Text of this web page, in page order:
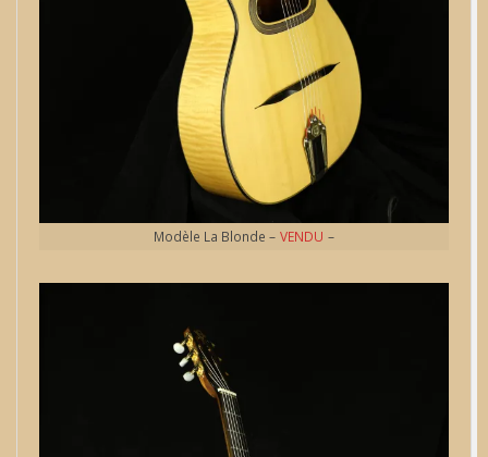
Modèle La Blonde – VENDU –